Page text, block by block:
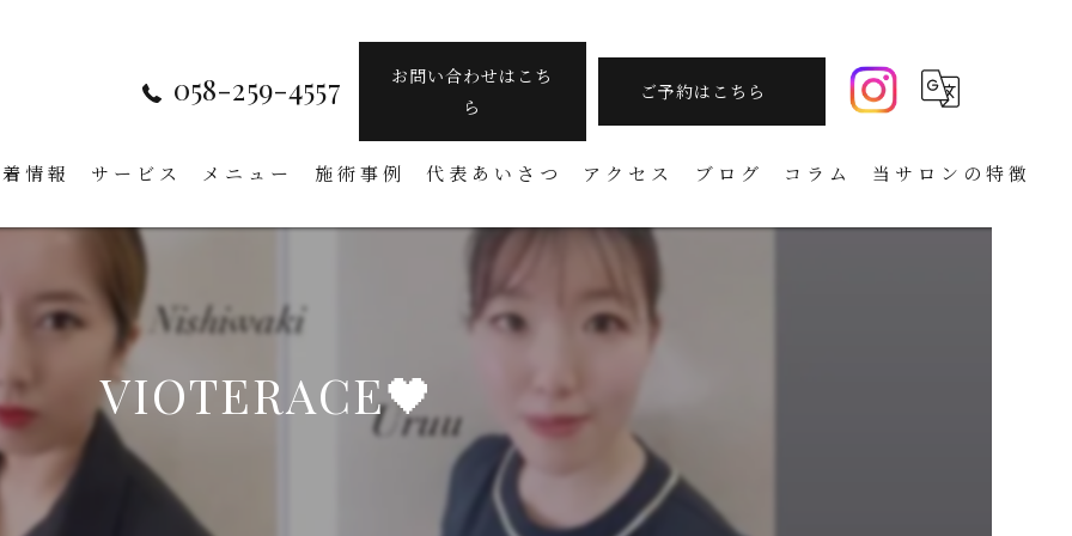
058-259-4557
お問い合わせはこち
ら
ご予約はこちら
情報 サービス メニュー 施術事例 代表あいさつ アクセス ブログ コラム 当サロンの特徴
VIOTERACE🖤